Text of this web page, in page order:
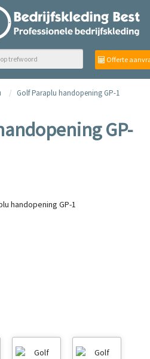
Offerte
Golf Paraplu handopening GP-1
GP-